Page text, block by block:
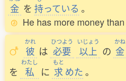
金 を 持っている 。
He has more money
かれ
彼 は
ひつよう
必要
いじょう
以上 の
かね
金
を
わたし
私 に
もと
求めた。